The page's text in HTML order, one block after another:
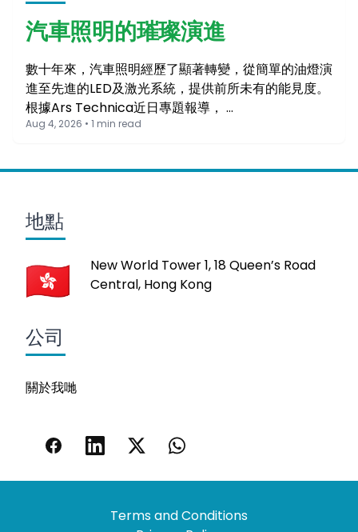
汽車照明的璀璨演進
數十年來，汽車照明經歷了顯著轉變，從簡單的油燈演
進至先進的LED及激光系統，提供前所未有的能見度。
根據Ars Technica近日專題報導， …
Aug 4, 2026 • 1 min read
地點
New World Tower 1, 18 Queen’s Road
Central, Hong Kong
公司
關於我哋
Terms and Conditions